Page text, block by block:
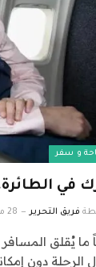
و سفر
في
فريق التحرير 28 مايو، 2026
ما يُقلق
الرحلة دون